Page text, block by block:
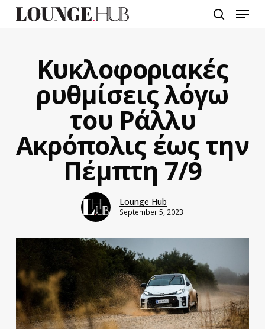
Menu
Κυκλοφοριακές
ρυθμίσεις λόγω
του Ράλλυ
Ακρόπολις έως την
Πέμπτη 7/9
Lounge Hub
September 5, 2023